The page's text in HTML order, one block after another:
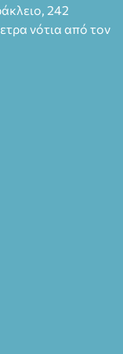
242
νότια από τον